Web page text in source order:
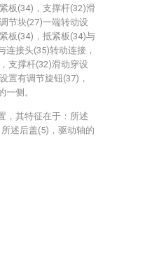
板(34)，支撑杆(32)滑
节块(27)一端转动设
板(34)，抵紧板(34)与
连接头(35)转动连接，
支撑杆(32)滑动穿设
置有调节旋钮(37)，
侧。
，其特征在于：所述
述后盖(5)，驱动轴的